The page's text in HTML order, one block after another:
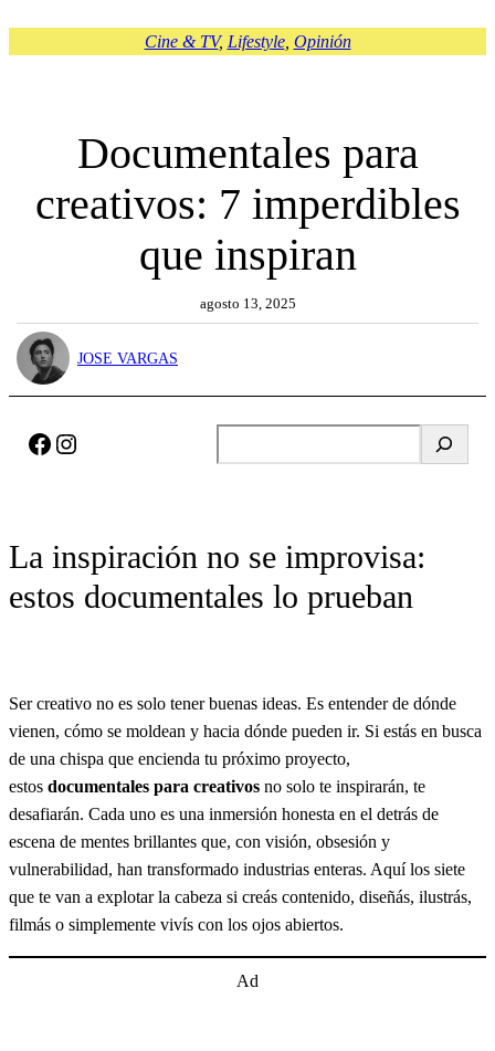
Cine & TV, Lifestyle, Opinión
Documentales para
creativos: 7 imperdibles
que inspiran
agosto 13, 2025
JOSE VARGAS
Facebook Instagram
u
a
r
La inspiración no se improvisa:
estos documentales lo prueban
Ser creativo no es solo tener buenas ideas. Es entender de dónde
vienen, cómo se moldean y hacia dónde pueden ir. Si estás en busca
de una chispa que encienda tu próximo proyecto,
estos documentales para creativos no solo te inspirarán, te
desafiarán. Cada uno es una inmersión honesta en el detrás de
escena de mentes brillantes que, con visión, obsesión y
vulnerabilidad, han transformado industrias enteras. Aquí los siete
que te van a explotar la cabeza si creás contenido, diseñás, ilustrás,
filmás o simplemente vivís con los ojos abiertos.
Ad